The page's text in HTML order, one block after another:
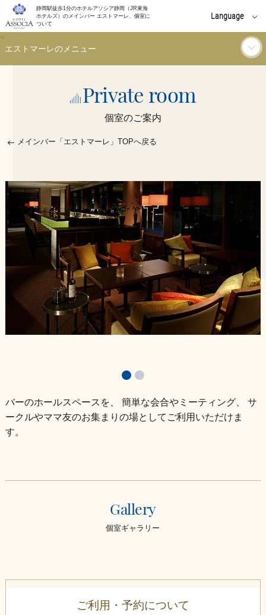
静岡駅徒歩1分のホテルアソシア静岡（JR東海
ホテルズ）のメインバー エストマーレ、個室に
ついて
Language
エストマーレのメニュー
お知らせ
イベント
店舗情報
Private room
個室のご案内
メインバー「エストマーレ」TOPへ戻る
バーのホールスペースを、 簡単な会合やミーティング、 サ
ークルやママ友のお集まりの場としてご利用いただけま
す。
Gallery
個室ギャラリー
ご利用・予約について